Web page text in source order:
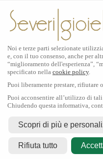
Rolex
Rolex Certified Pre-
Tudor
La collezione
Scopri Rolex
Orologi Rolex
Nuovi
Accessori
L'arte
Oyster Story
Contattaci
Noi e terze parti selezionate
e, con il tuo consenso, anche per
“miglioramento dell'esperienza”,
specificato nella cookie policy.
Puoi liberamente prestare, rifiutare
Puoi acconsentire all’utilizzo di
Chiudendo questa informativa,
Scopri di più e
Rifiuta tutto